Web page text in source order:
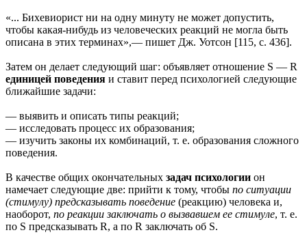
«... Бихевиорист ни на одну минуту не может допустить,
чтобы какая-нибудь из человеческих реакций не могла быть
описана в этих терминах»,— пишет Дж. Уотсон [115, с. 436].
Затем он делает следующий шаг: объявляет отношение S — R
единицей поведения и ставит перед психологией следующие
ближайшие задачи:
— выявить и описать типы реакций;
— исследовать процесс их образования;
— изучить законы их комбинаций, т. е. образования сложного
поведения.
В качестве общих окончательных задач психологии он
намечает следующие две: прийти к тому, чтобы по ситуации
(стимулу) предсказывать поведение (реакцию) человека и,
наоборот, по реакции заключать о вызвавшем ее стимуле, т. е.
по S предсказывать R, а по R заключать об S.